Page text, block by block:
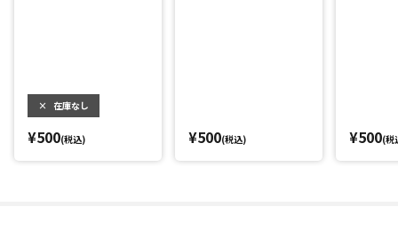
× 在庫なし
¥500(税込) ¥500(税込) ¥500(税